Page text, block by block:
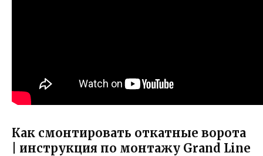
Как смонтировать откатные ворота
| инструкция по монтажу Grand Line